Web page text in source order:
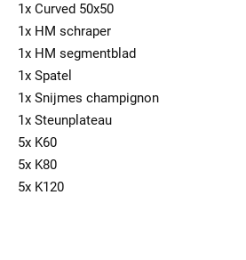
1x Curved 50x50
1x HM schraper
1x HM segmentblad
1x Spatel
1x Snijmes champignon
1x Steunplateau
5x K60
5x K80
5x K120